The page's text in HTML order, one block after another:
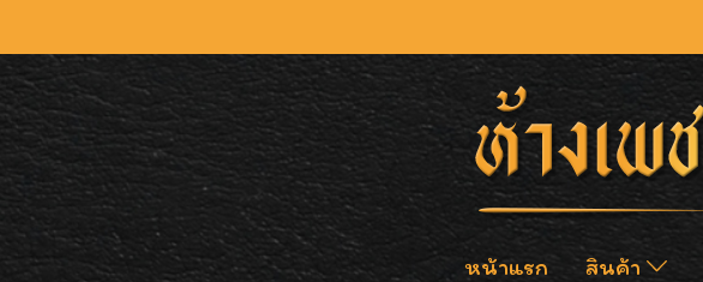
หน้าแรก สินค้า